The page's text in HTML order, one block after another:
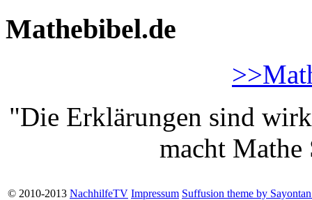
Mathebibel.de
"Die Erklärungen sind
macht
© 2010-2013 NachhilfeTV Impressum Suffusion theme by